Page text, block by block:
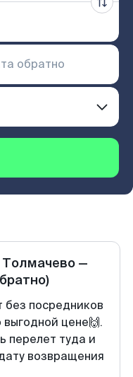
Толмачево—
без посредников
цене🙌.
перелет туда и
возвращения